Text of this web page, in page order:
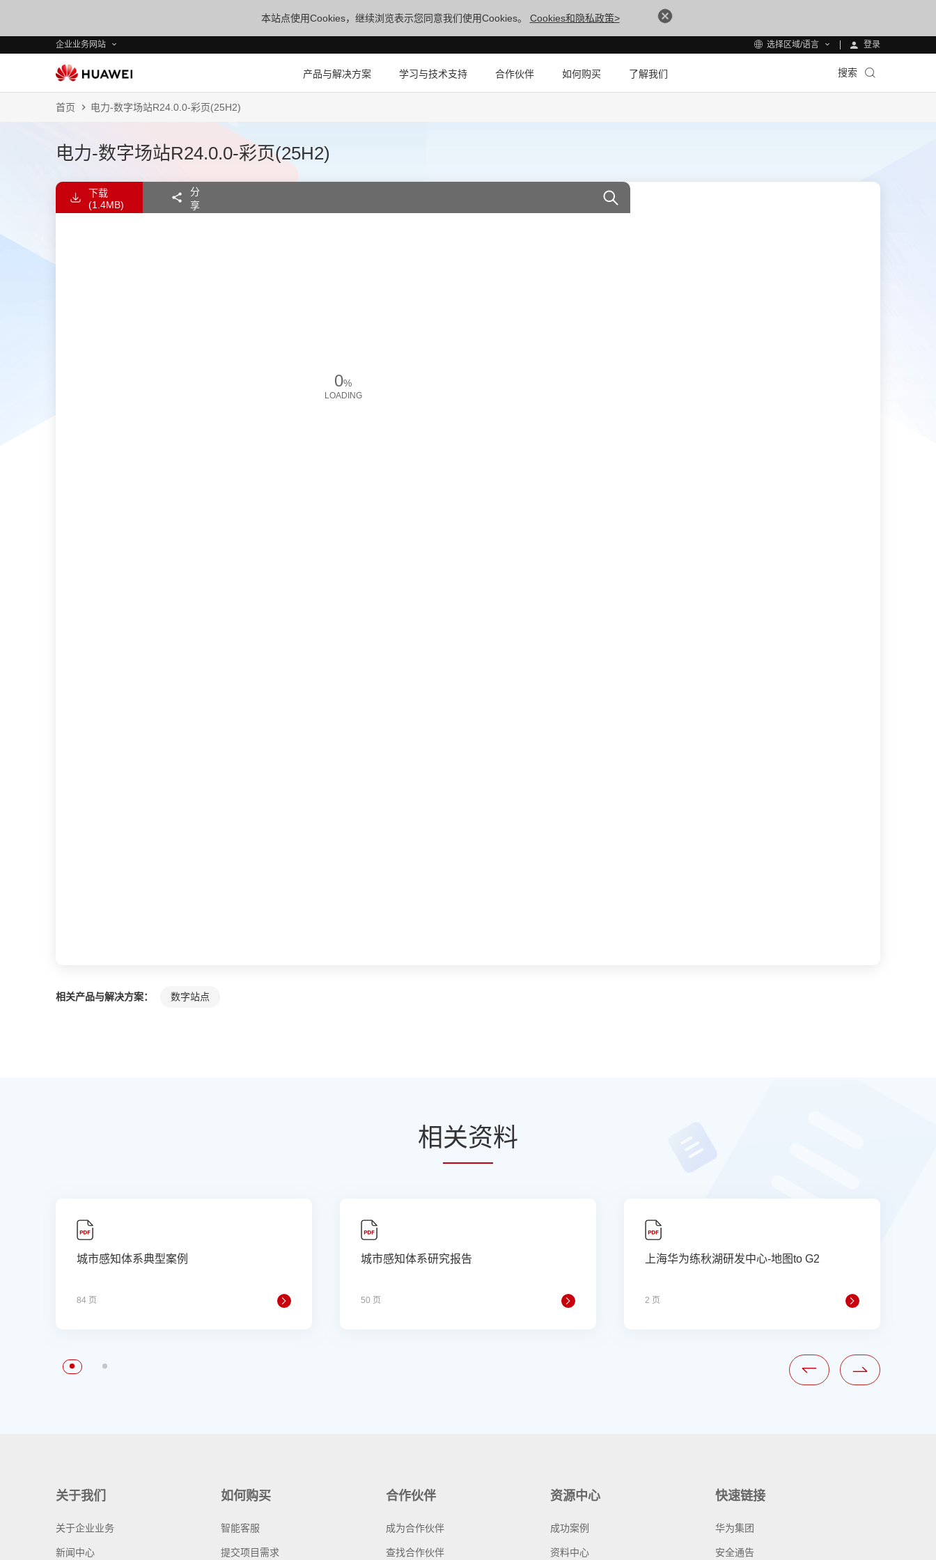
本站点使用Cookies，继续浏览表示您同意我们使用Cookies。 Cookies和隐私政策>
企业业务网站 选择区域/语言 登录
产品与解决方案 学习与技术支持 合作伙伴 如何购买 了解我们 搜索
首页 电力-数字场站R24.0.0-彩页(25H2)
电力-数字场站R24.0.0-彩页(25H2)
相关产品与解决方案： 数字站点
下载
(1.4MB)
分
享
0%
LOADING
相关资料
城市感知体系典型案例
84 页
城市感知体系研究报告
50 页
上海华为练秋湖研发中心-地图to G2
2 页
关于我们
关于企业业务
新闻中心
如何购买
智能客服
提交项目需求
合作伙伴
成为合作伙伴
查找合作伙伴
资源中心
成功案例
资料中心
快速链接
华为集团
安全通告